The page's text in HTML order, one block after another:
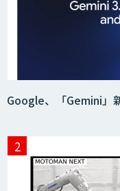
Google、「Gemini」